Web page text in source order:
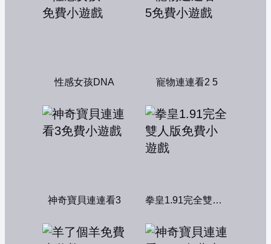
性感女孩DNA 寵物連連看2 5
神奇寶貝連連看3 拳皇1.91完全雙人版